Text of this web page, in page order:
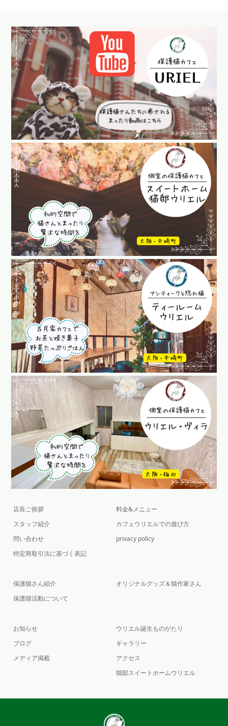
店長ご挨拶
スタッフ紹介
問い合わせ
特定商取引法に基づく表記
料金&メニュー
カフェウリエルでの遊び方
privacy policy
保護猫さん紹介
保護猫活動について
オリジナルグッズ＆猫作家さん
お知らせ
ブログ
メディア掲載
ウリエル誕生ものがたり
ギャラリー
アクセス
猫邸スイートホームウリエル